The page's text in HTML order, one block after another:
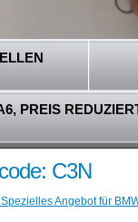
PREIS
C3N
Angebot für